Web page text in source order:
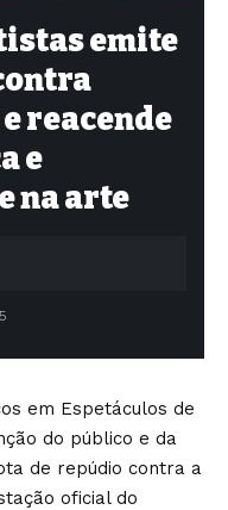
emite
reacende
e
na arte
em Espetáculos de
do público e da
de repúdio contra a
oficial do